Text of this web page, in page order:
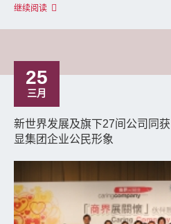
继续阅读
25
三月
新世界发展及旗下27间公司同
显集团企业公民形象